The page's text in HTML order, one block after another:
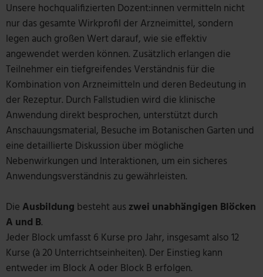
Unsere hochqualifizierten Dozent:innen vermitteln nicht
nur das gesamte Wirkprofil der Arzneimittel, sondern
legen auch großen Wert darauf, wie sie effektiv
angewendet werden können. Zusätzlich erlangen die
Teilnehmer ein tiefgreifendes Verständnis für die
Kombination von Arzneimitteln und deren Bedeutung in
der Rezeptur. Durch Fallstudien wird die klinische
Anwendung direkt besprochen, unterstützt durch
Anschauungsmaterial, Besuche im Botanischen Garten und
eine detaillierte Diskussion über mögliche
Nebenwirkungen und Interaktionen, um ein sicheres
Anwendungsverständnis zu gewährleisten.
Die Ausbildung besteht aus zwei unabhängigen Blöcken
A und B.
Jeder Block umfasst 6 Kurse pro Jahr, insgesamt also 12
Kurse (à 20 Unterrichtseinheiten). Der Einstieg kann
entweder im Block A oder Block B erfolgen.